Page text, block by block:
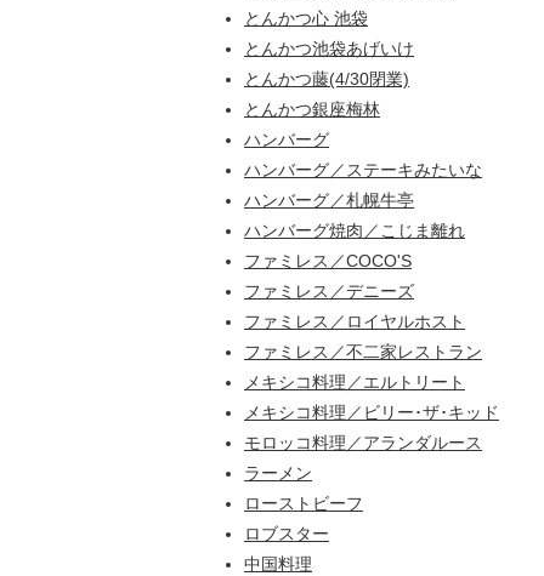
とんかつ心 池袋
とんかつ池袋あげいけ
とんかつ藤(4/30閉業)
とんかつ銀座梅林
ハンバーグ
ハンバーグ／ステーキみたいな
ハンバーグ／札幌牛亭
ハンバーグ焼肉／こじま離れ
ファミレス／COCO'S
ファミレス／デニーズ
ファミレス／ロイヤルホスト
ファミレス／不二家レストラン
メキシコ料理／エルトリート
メキシコ料理／ビリー･ザ･キッド
モロッコ料理／アランダルース
ラーメン
ローストビーフ
ロブスター
中国料理